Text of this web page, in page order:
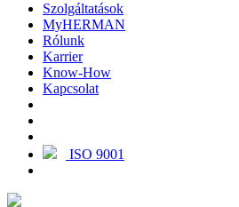
Szolgáltatások
MyHERMAN
Rólunk
Karrier
Know-How
Kapcsolat
ISO 9001